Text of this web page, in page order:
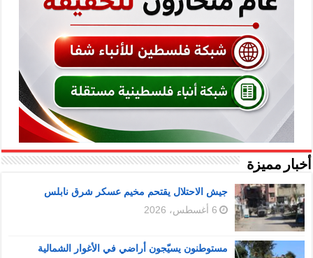
أخبار مميزة
جيش الاحتلال يقتحم مخيم عسكر شرق نابلس
6 أغسطس، 2026
مستوطنون يسيّجون أراضي في الأغوار الشمالية